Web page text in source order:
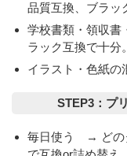
品質互換 、ブラ
学校書類・領収
ラック互換で十分
イラスト・色紙
STEP3：プ
毎日使う → どの